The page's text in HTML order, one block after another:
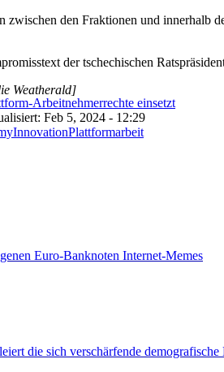
zwischen den Fraktionen und innerhalb
der tschechischen
Arbeitnehmerrechte einsetzt
Weatherald]
Feb 5, 2024 - 12:29
InnovationPlattformarbeit
Euro-Banknoten Internet-Memes
die sich verschärfende demografische